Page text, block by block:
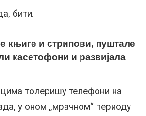
бити.
књиге и стрипови, пуштале
касетофони и развијала
толеришу телефони на
у оном „мрачном“ периоду